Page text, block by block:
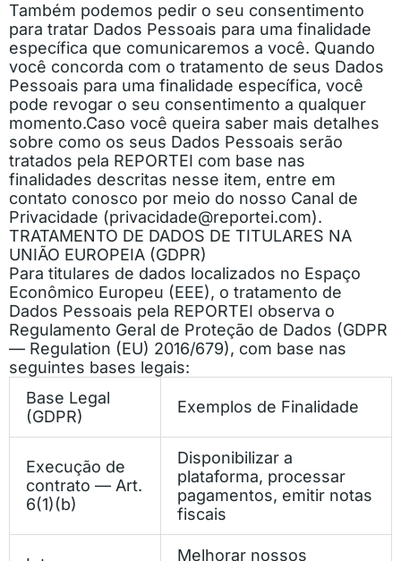
Também podemos pedir o seu consentimento
para tratar Dados Pessoais para uma finalidade
específica que comunicaremos a você. Quando
você concorda com o tratamento de seus Dados
Pessoais para uma finalidade específica, você
pode revogar o seu consentimento a qualquer
momento.Caso você queira saber mais detalhes
sobre como os seus Dados Pessoais serão
tratados pela REPORTEI com base nas
finalidades descritas nesse item, entre em
contato conosco por meio do nosso Canal de
Privacidade (privacidade@reportei.com).
TRATAMENTO DE DADOS DE TITULARES NA
UNIÃO EUROPEIA (GDPR)
Para titulares de dados localizados no Espaço
Econômico Europeu (EEE), o tratamento de
Dados Pessoais pela REPORTEI observa o
Regulamento Geral de Proteção de Dados (GDPR
— Regulation (EU) 2016/679), com base nas
seguintes bases legais:
Base Legal
(GDPR)
Exemplos de Finalidade
Execução de
contrato — Art.
6(1)(b)
Disponibilizar a
plataforma, processar
pagamentos, emitir notas
fiscais
Melhorar nossos